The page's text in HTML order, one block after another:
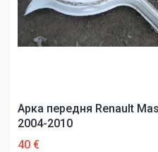
Арка передня Renault
2004-2010
40 €